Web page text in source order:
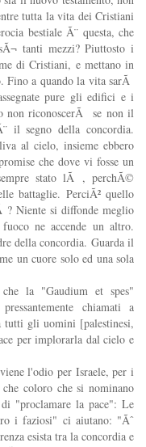
tutta la vita dei Cristiani
bestiale Ã¨ questa, che
tanti mezzi? Piuttosto i
di Cristiani, e mettano in
Fino a quando la vita sarÃ
pure gli edifici e i
non riconoscerÃ se non il
il segno della concordia.
al cielo, insieme ebbero
che dove vi fosse un
stato lÃ , perchÃ©
battaglie. PerciÃ² quello
? Niente si diffonde meglio
ne accende un altro.
della concordia. Guarda il
un cuore solo ed una sola
la "Gaudium et spes"
chiamati a
gli uomini [palestinesi,
per implorarla dal cielo e
l'odio per Israele, per i
coloro che si nominano
"proclamare la pace": Le
i faziosi" ci aiutano: "Ãˆ
esista tra la concordia e